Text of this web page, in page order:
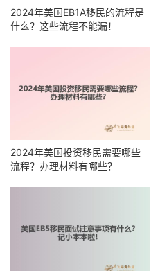
2024年美国EB1A移民的流程是
什么？这些流程不能漏！
2024年美国投资移民需要哪些
流程？办理材料有哪些？